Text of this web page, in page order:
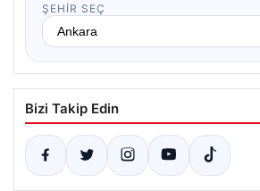
ŞEHIR SEÇ
Bizi Takip Edin